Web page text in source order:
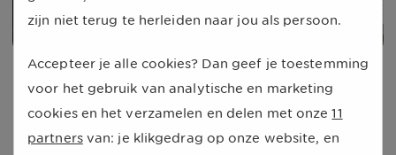
Geen vergoeding voor orthodontie bij
kinderen
Onze expert Nienke legt uit
zijn niet terug te herleiden naar jou als persoon.
Accepteer je alle cookies? Dan geef je toestemming
voor het gebruik van analytische en marketing
cookies en het verzamelen en delen met onze 11
partners van: je klikgedrag op onze website, en